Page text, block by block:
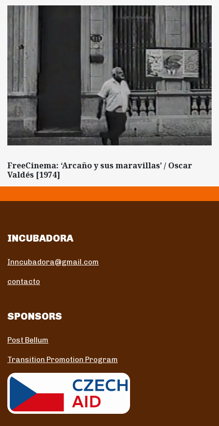
FreeCinema: ‘Arcaño y sus maravillas’ / Oscar
Valdés [1974]
INCUBADORA
Inncubadora@gmail.com
contacto
SPONSORS
Post Bellum
Transition Promotion Program